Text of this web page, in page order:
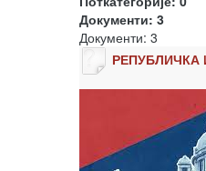
Документи: 3
Документи: 3